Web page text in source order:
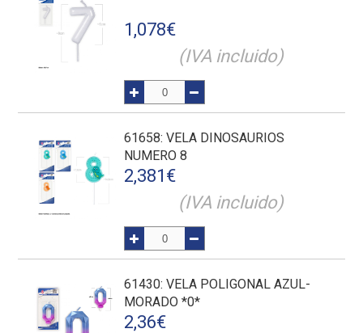
1,078€
(IVA incluido)
61658: VELA DINOSAURIOS
NUMERO 8
2,381 €
(IVA incluido)
61430: VELA POLIGONAL AZUL-
MORADO *0*
2,36€